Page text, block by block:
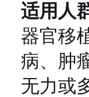
适用人
器官移
病、肿
无力或